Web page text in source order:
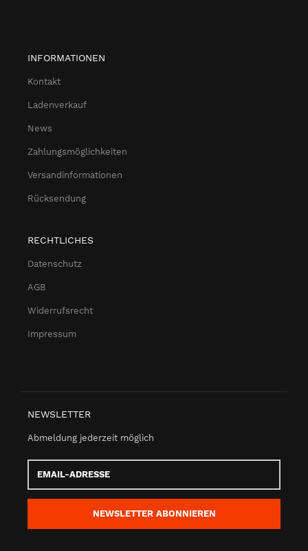
INFORMATIONEN
Kontakt
Ladenverkauf
News
Zahlungsmöglichkeiten
Versandinformationen
Rücksendung
RECHTLICHES
Datenschutz
AGB
Widerrufsrecht
Impressum
NEWSLETTER
Abmeldung jederzeit möglich
Adresse
NEWSLETTER ABONNIEREN